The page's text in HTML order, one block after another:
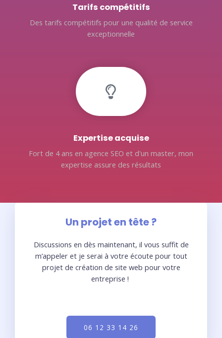
Tarifs compétitifs
Des tarifs compétitifs pour une qualité de service
exceptionnelle
Expertise acquise
Fort de 4 ans en agence SEO et d'un master, mon
expertise assure des résultats
Un projet en tête ?
Discussions en dès maintenant, il vous suffit de
m’appeler et je serai à votre écoute pour tout
projet de création de site web pour votre
entreprise !
06 12 33 14 26